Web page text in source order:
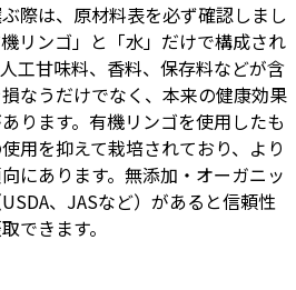
際は、原材料表を必ず確認しまし
リンゴ」と「水」だけで構成され
工甘味料、香料、保存料などが含
なうだけでなく、本来の健康効果
ります。有機リンゴを使用したも
用を抑えて栽培されており、より
にあります。無添加・オーガニッ
、JASなど）があると信頼性
できます。